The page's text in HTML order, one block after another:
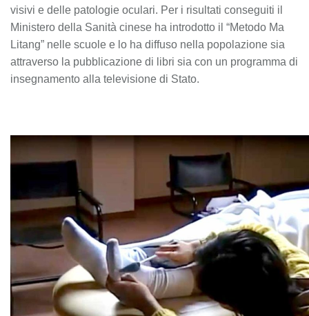
visivi e delle patologie oculari. Per i risultati conseguiti il
Ministero della Sanità cinese ha introdotto il “Metodo Ma
Litang” nelle scuole e lo ha diffuso nella popolazione sia
attraverso la pubblicazione di libri sia con un programma di
insegnamento alla televisione di Stato.